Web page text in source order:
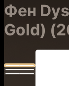
Фен
Gold)